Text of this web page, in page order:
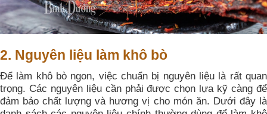
2. Nguyên liệu làm khô bò
Để làm khô bò ngon, việc chuẩn bị nguyên liệu là rất quan
trọng. Các nguyên liệu cần phải được chọn lựa kỹ càng để
đảm bảo chất lượng và hương vị cho món ăn. Dưới đây là